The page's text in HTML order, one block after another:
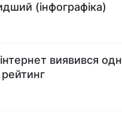
(інфографіка)
виявився
рейтинг